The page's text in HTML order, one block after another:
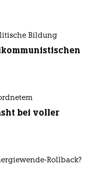
Bildung
bei voller
Rollback?